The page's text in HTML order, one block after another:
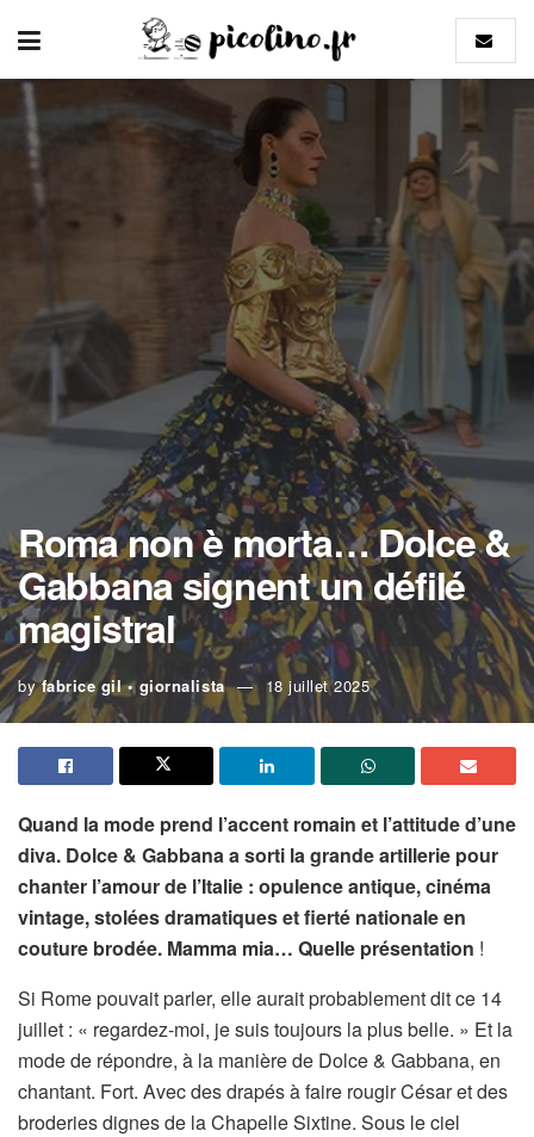
Roma non è morta… Dolce &
Gabbana signent un défilé
magistral
by fabrice gil • giornalista 18 juillet 2025
Quand la mode prend l’accent romain et l’attitude d’une
diva. Dolce & Gabbana a sorti la grande artillerie pour
chanter l’amour de l’Italie : opulence antique, cinéma
vintage, stolées dramatiques et fierté nationale en
couture brodée. Mamma mia… Quelle présentation !
Si Rome pouvait parler, elle aurait probablement dit ce 14
juillet : « regardez-moi, je suis toujours la plus belle. » Et la
mode de répondre, à la manière de Dolce & Gabbana, en
chantant. Fort. Avec des drapés à faire rougir César et des
broderies dignes de la Chapelle Sixtine. Sous le ciel